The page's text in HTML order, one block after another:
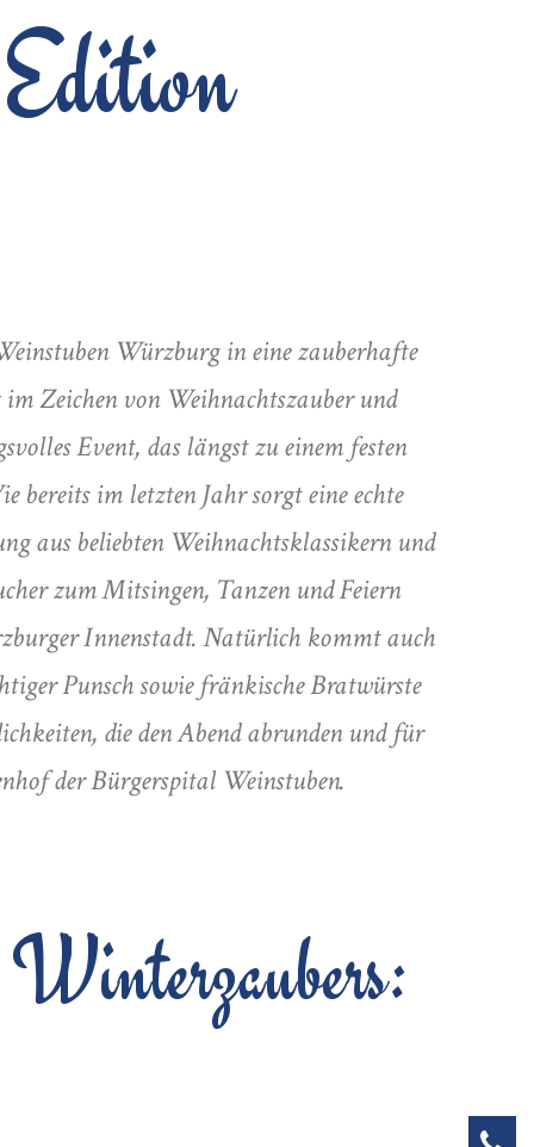
Würzburg in eine zauberhafte
Zeichen von Weihnachtszauber und
Event, das längst zu einem festen
im letzten Jahr sorgt eine echte
aus beliebten Weihnachtsklassikern und
zum Mitsingen, Tanzen und Feiern
Innenstadt. Natürlich kommt auch
Punsch sowie fränkische Bratwürste
die den Abend abrunden und für
der Bürgerspital Weinstuben.